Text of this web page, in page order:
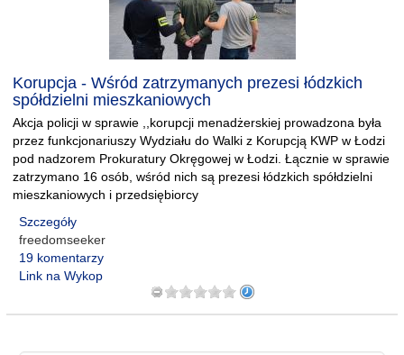
Korupcja - Wśród zatrzymanych prezesi łódzkich
spółdzielni mieszkaniowych
Akcja policji w sprawie ,,korupcji menadżerskiej prowadzona była
przez funkcjonariuszy Wydziału do Walki z Korupcją KWP w Łodzi
pod nadzorem Prokuratury Okręgowej w Łodzi. Łącznie w sprawie
zatrzymano 16 osób, wśród nich są prezesi łódzkich spółdzielni
mieszkaniowych i przedsiębiorcy
Szczegóły
freedomseeker
19 komentarzy
Link na Wykop